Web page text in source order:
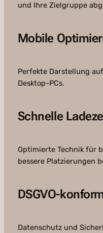
und Ihre Zielgruppe
Mobile
Perfekte Darstellung
Desktop-PCs.
Schnelle
Optimierte Technik für
bessere Platzierungen
DSGVO-
Datenschutz und